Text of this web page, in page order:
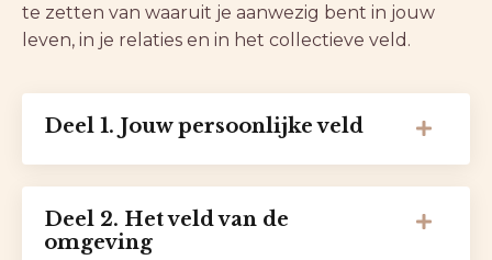
te zetten van waaruit je aanwezig bent in jouw
leven, in je relaties en in het collectieve veld.
Deel 1. Jouw persoonlijke veld
Deel 2. Het veld van de
omgeving